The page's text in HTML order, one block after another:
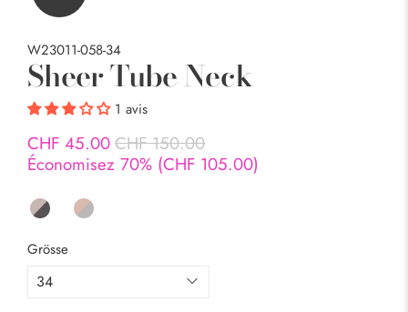
W23011-058-34
Sheer Tube Neck
1 avis
CHF 45.00CHF 150.00
Économisez 70% (CHF 105.00)
Grösse